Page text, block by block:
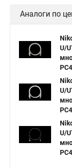
Аналоги по
U/
U/
U/